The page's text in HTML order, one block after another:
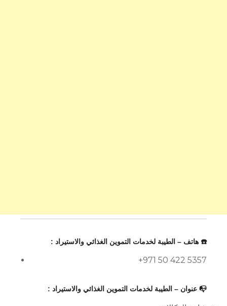
☎️ هاتف – الطيبة لخدمات التموين الغذائي والاستيراد :
+971 50 422 5357
📭 عنوان – الطيبة لخدمات التموين الغذائي والاستيراد :